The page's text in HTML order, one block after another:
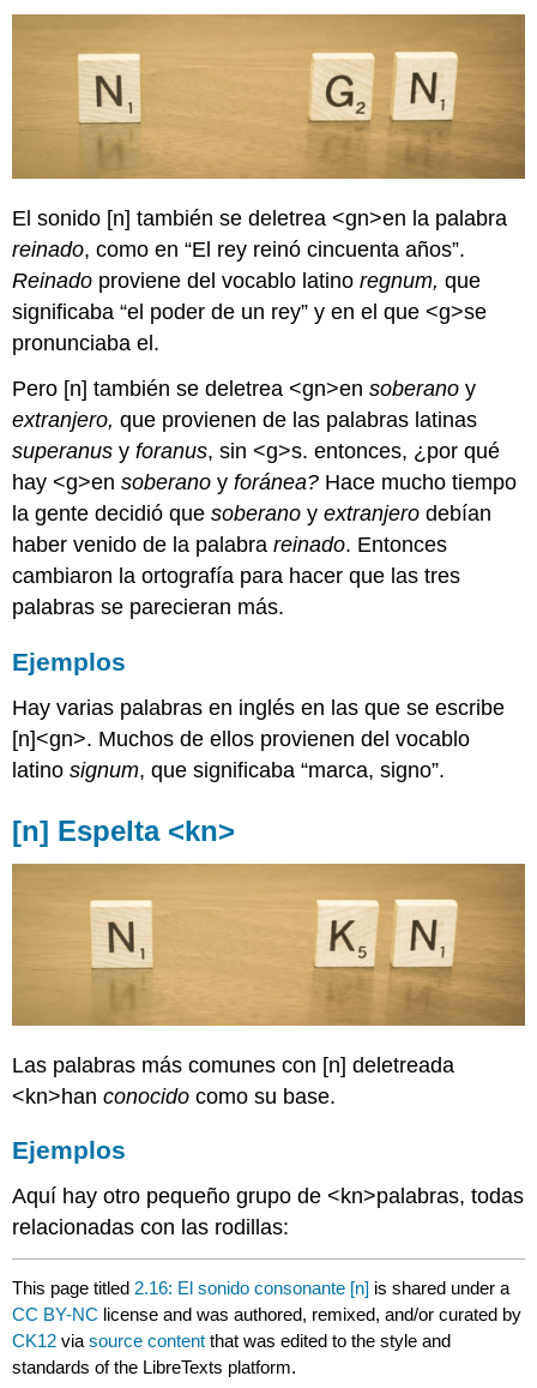
El sonido [n] también se deletrea <gn>en la palabra
reinado, como en “El rey reinó cincuenta años”.
Reinado proviene del vocablo latinoregnum, que
significaba “el poder de un rey” y en el que <g>se
pronunciaba el.
Pero [n] también se deletrea <gn>ensoberano y
extranjero, que provienen de las palabras latinas
superanus yforanus, sin <g>s. entonces, ¿por qué
hay <g>ensoberano yforánea? Hace mucho tiempo
la gente decidió quesoberano yextranjero debían
haber venido de la palabrareinado. Entonces
cambiaron la ortografía para hacer que las tres
palabras se parecieran más.
Ejemplos
Hay varias palabras en inglés en las que se escribe
[n]<gn>. Muchos de ellos provienen del vocablo
latinosignum, que significaba “marca, signo”.
[n] Espelta <kn>
Las palabras más comunes con [n] deletreada
<kn>hanconocido como su base.
Ejemplos
Aquí hay otro pequeño grupo de <kn>palabras, todas
relacionadas con las rodillas:
This page titled 2.16: El sonido consonante [n] is shared under a
CC BY-NC license and was authored, remixed, and/or curated by
CK12 viasource content that was edited to the style and
standards of the LibreTexts platform.